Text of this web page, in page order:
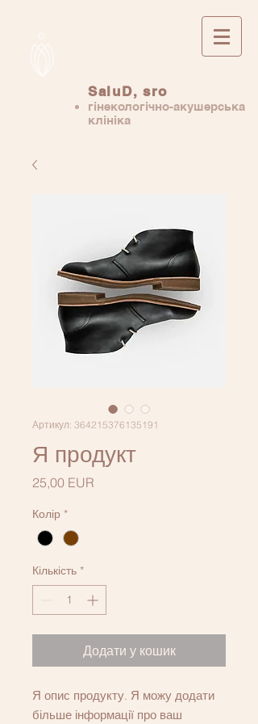
SaluD, sro
гінекологічно-акушерська
клініка
Артикул: 364215376135191
Я продукт
25,00 EUR
Колір *
Кількість *
Додати у кошик
Я опис продукту. Я можу додати
більше інформації про ваш